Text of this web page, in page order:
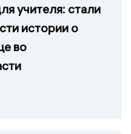
учителя: стали
истории о
во